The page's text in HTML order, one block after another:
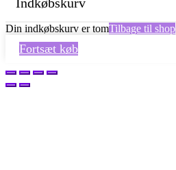
Din indkøbskurv er tomTilbage til shop
Fortsæt køb